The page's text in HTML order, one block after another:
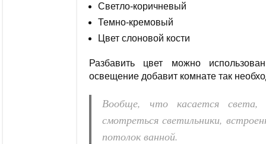
Светло-коричневый
Темно-кремовый
Цвет слоновой кости
Разбавить цвет можно
освещение добавит комнате так
Вообще, что касается
смотреться светильники,
потолок ванной.